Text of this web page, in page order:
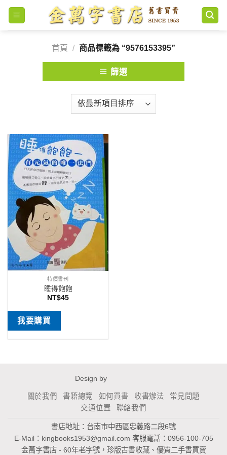
Skip
content
首頁
/ 商品標籤為 “9576153395”
篩選
特價書刊
睡得飽飽
NT$45
我要購買
Design by
關於我們 書籍總覽 如何買書 收書辦法
常見問題
交通位置
聯絡我們
書店地址：台南市中西區忠義路二段6號
E-Mail： kingbooks1953@gmail.com 客服電話：0956-100-705
金萬字書店 - 60年老字號，珍版古書收藏、優質二手書買賣